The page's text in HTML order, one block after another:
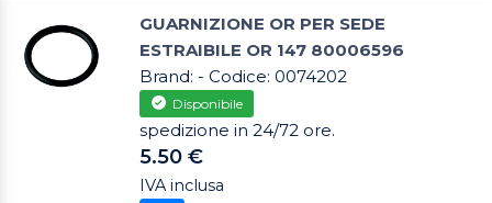
GUARNIZIONE OR PER SEDE
ESTRAIBILE OR 147 80006596
Brand: - Codice: 0074202
Disponibile
spedizione in 24/72 ore.
5.50 €
IVA inclusa